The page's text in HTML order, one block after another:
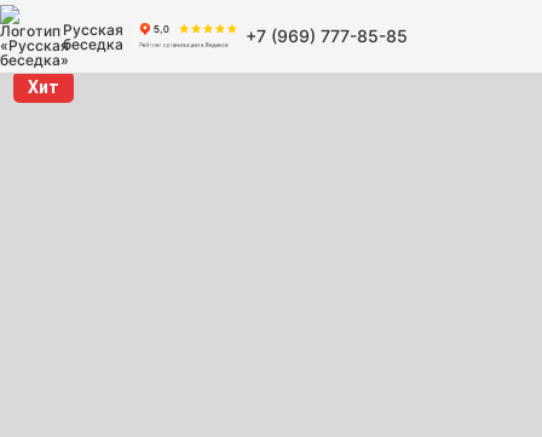
Русская
беседка
+7 (969) 777-85-85
Хит